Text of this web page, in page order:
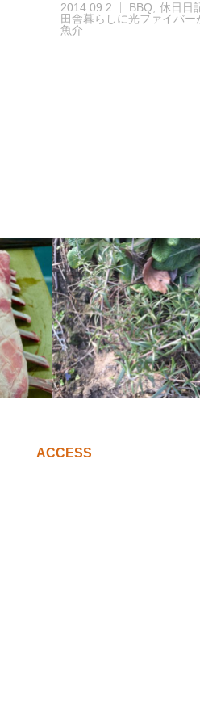
2014.09.2 BBQ 休日日
田舎暮らしに光ファイバ
魚介
ACCESS